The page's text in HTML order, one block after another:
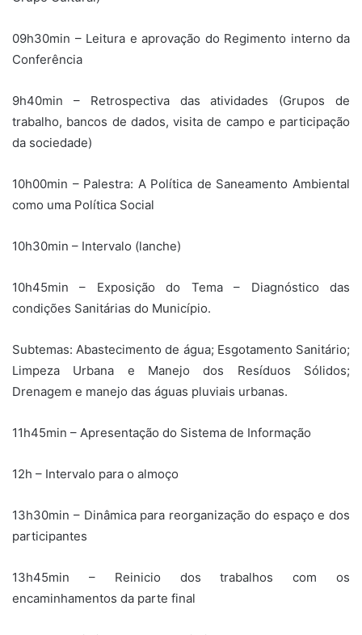
09h30min – Leitura e aprovação do Regimento interno da
Conferência
9h40min – Retrospectiva das atividades (Grupos de
trabalho, bancos de dados, visita de campo e participação
da sociedade)
10h00min – Palestra: A Política de Saneamento Ambiental
como uma Política Social
10h30min – Intervalo (lanche)
10h45min – Exposição do Tema – Diagnóstico das
condições Sanitárias do Município.
Subtemas: Abastecimento de água; Esgotamento Sanitário;
Limpeza Urbana e Manejo dos Resíduos Sólidos;
Drenagem e manejo das águas pluviais urbanas.
11h45min – Apresentação do Sistema de Informação
12h – Intervalo para o almoço
13h30min – Dinâmica para reorganização do espaço e dos
participantes
13h45min – Reinicio dos trabalhos com os
encaminhamentos da parte final